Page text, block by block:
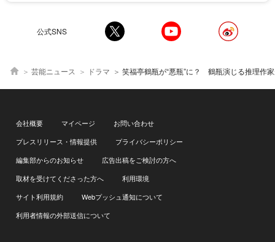
公式SNS
芸能ニュース ドラマ 笑福亭鶴瓶が“悪瓶”に？ 鶴瓶演じる推理作家が悪い顔で狂言誘拐を偽装した第4話＜古
会社概要 マイページ
お問い合わせ
プレスリリース・情報提供
プライバシーポリシー
編集部からのお知らせ
広告出稿をご検討の方へ
取材を受けてくださった方へ
利用環境
サイト利用規約
Webプッシュ通知について
利用者情報の外部送信について